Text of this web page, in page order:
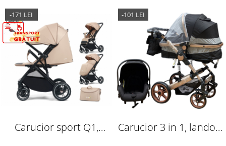
-171 LEI
Carucior sport Q1,
-101 LEI
Carucior 3 in 1, landou